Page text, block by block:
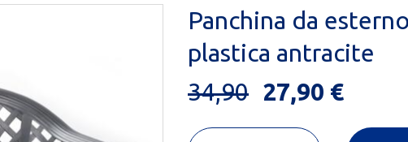
Panchina da
plastica antracite
34,90 27,90 €